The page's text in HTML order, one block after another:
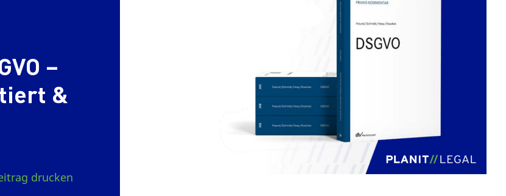
–
&
drucken